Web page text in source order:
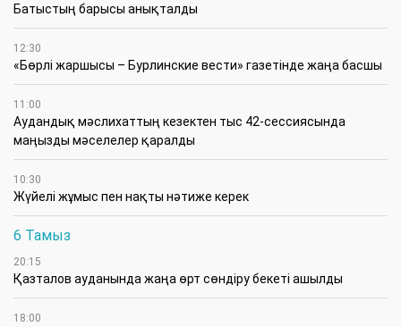
Батыстың барысы анықталды
12:30
«Бөрлі жаршысы – Бурлинские вести» газетінде жаңа басшы
11:00
Аудандық мәслихаттың кезектен тыс 42-сессиясында
маңызды мәселелер қаралды
10:30
Жүйелі жұмыс пен нақты нәтиже керек
6 Тамыз
20:15
Қазталов ауданында жаңа өрт сөндіру бекеті ашылды
18:00